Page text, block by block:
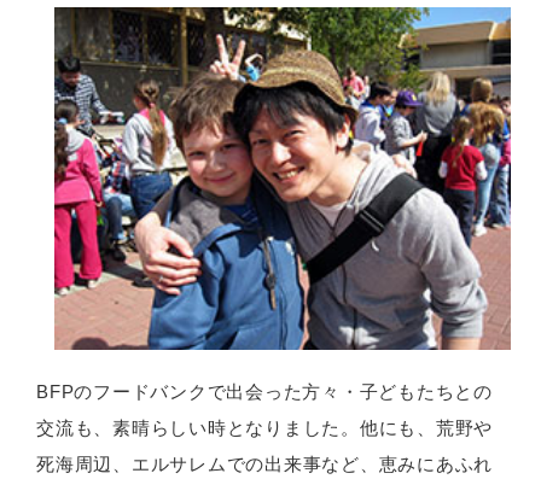
BFPのフードバンクで出会った方々・子どもたちとの
交流も、素晴らしい時となりました。他にも、荒野や
死海周辺、エルサレムでの出来事など、恵みにあふれ